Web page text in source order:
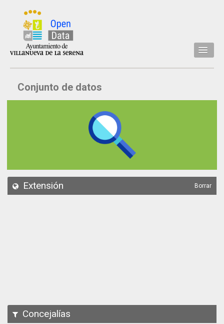
Inicio
Datos
API
Conjunto de datos
Extensión Borrar
Concejalías